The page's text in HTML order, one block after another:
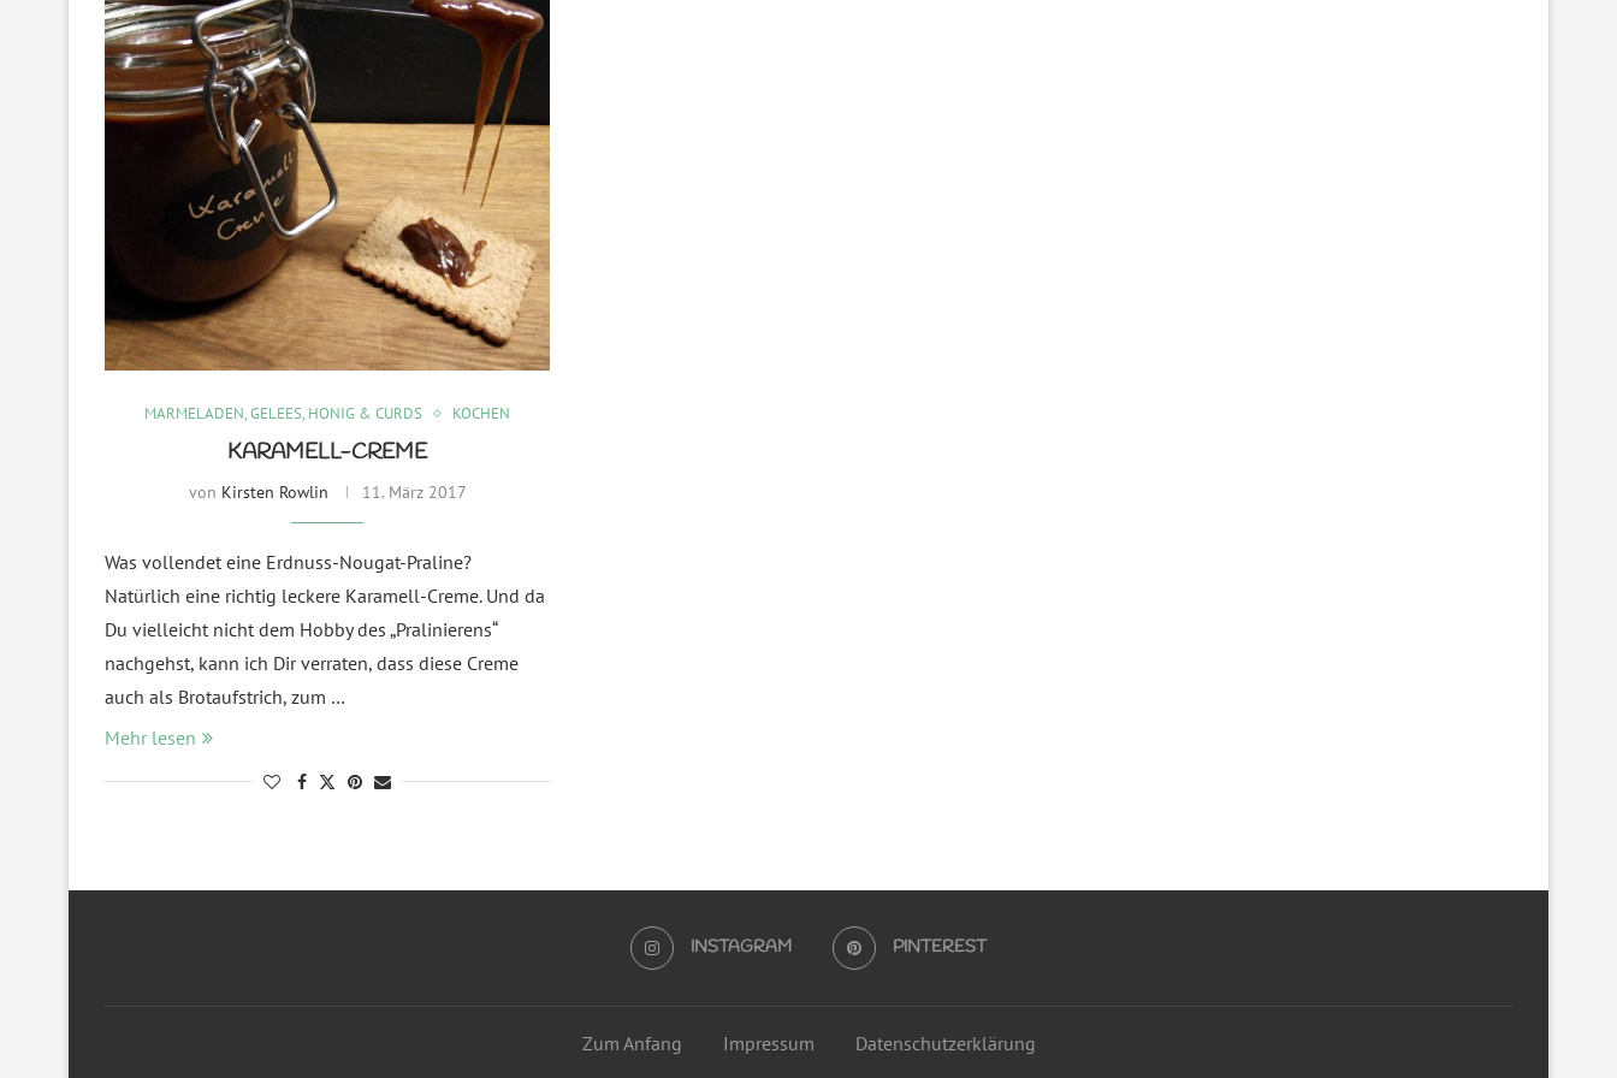
MARMELADEN, GELEES, HONIG & CURDS KOCHEN
KARAMELL-CREME
von Kirsten Rowlin 11. März 2017
Was vollendet eine Erdnuss-Nougat-Praline?
Natürlich eine richtig leckere Karamell-Creme. Und da
Du vielleicht nicht dem Hobby des „Pralinierens“
nachgehst, kann ich Dir verraten, dass diese Creme
auch als Brotaufstrich, zum …
Mehr lesen
INSTAGRAM PINTEREST
Zum Anfang Impressum Datenschutzerklärung